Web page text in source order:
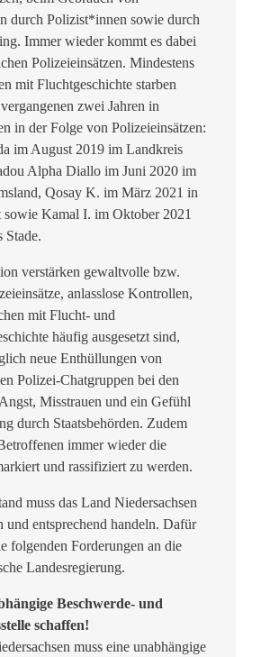
durch Polizist*innen sowie durch
Immer wieder kommt es dabei
Polizeieinsätzen. Mindestens
mit Fluchtgeschichte starben
zwei Jahren in
in der Folge von Polizeieinsätzen:
im August 2019 im Landkreis
Alpha Diallo im Juni 2020 im
Qosay K. im März 2021 in
sowie Kamal I. im Oktober 2021
Stade.
verstärken gewaltvolle bzw.
anlasslose Kontrollen,
mit Flucht- und
häufig ausgesetzt sind,
neue Enthüllungen von
Polizei-Chatgruppen bei den
Misstrauen und ein Gefühl
durch Staatsbehörden. Zudem
immer wieder die
und rassifiziert zu werden.
muss das Land Niedersachsen
und entsprechend handeln. Dafür
folgenden Forderungen an die
Landesregierung.
Beschwerde- und
schaffen!
muss eine unabhängige